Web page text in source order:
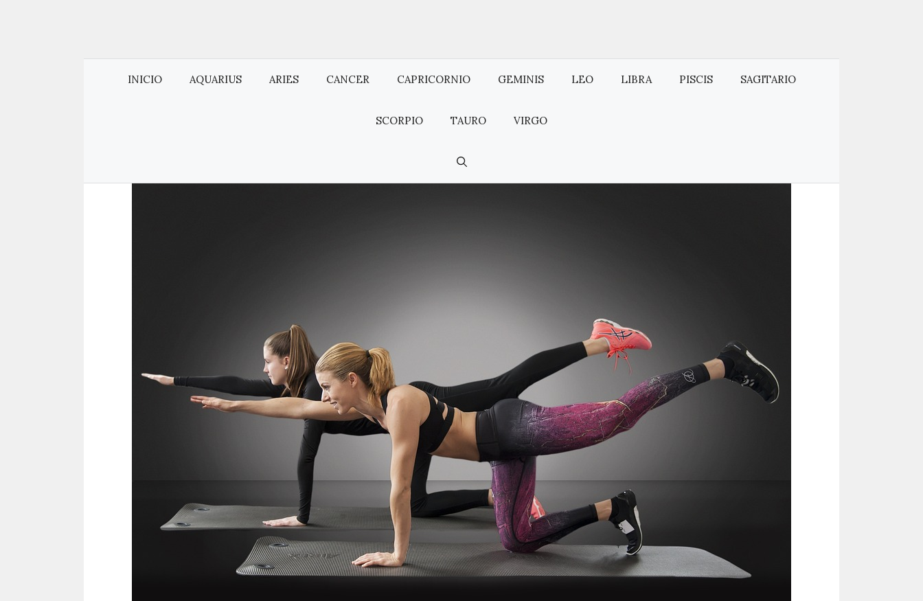
INICIO AQUARIUS ARIES CANCER CAPRICORNIO GEMINIS LEO LIBRA PISCIS SAGITARIO
SCORPIO TAURO VIRGO